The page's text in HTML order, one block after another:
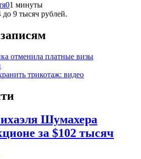
01 минуты
9 тысяч рублей.
отменила платные визы
трикотаж: видео
Шумахера
за $102 тысяч